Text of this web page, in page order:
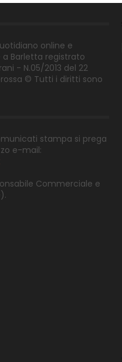
online e
Barletta registrato
- N.05/2013 del 22
© Tutti i diritti sono
stampa si prega
e-mail:
Commerciale e